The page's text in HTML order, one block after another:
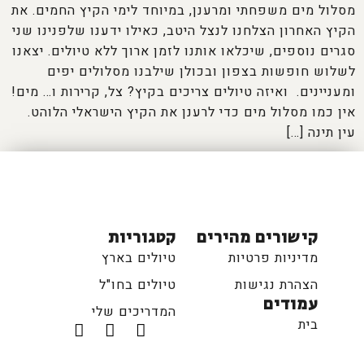
מסלול מים משפחתי ומרענן, במיוחד לימי הקיץ החמים. את
הקיץ האחרון הצלחנו לנצל היטב, כאילו ידענו שלפנינו שני
סגרים נוספים, שיכלאו אותנו לזמן ארוך ללא טיולים. יצאנו
לשלוש חופשות בצפון ובכולן שילבנו מסלולים יפים
ומעניינים. ואיזה טיולים צריכים בקיץ? צל, קרירות ו… מים!
אין כמו מסלול מים כדי לרענן את הקיץ הישראלי הלוהט.
עין תינה […]
קטגוריות
טיולים בארץ
טיולים בחו"ל
המדריכים שלי
קישורים מהירים
מדיניות פרטיות
הצהרת נגישות
עמודים
בית